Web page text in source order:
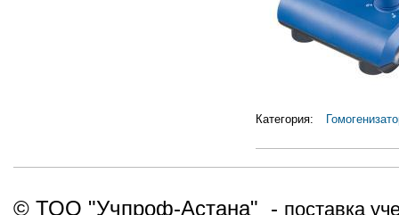
Категория:
© ТОО "Учпроф-Астана" - поставка